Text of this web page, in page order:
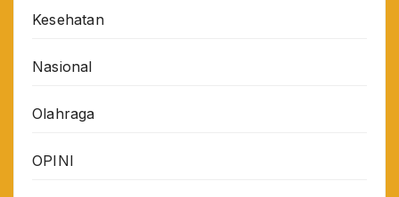
Kesehatan
Nasional
Olahraga
OPINI